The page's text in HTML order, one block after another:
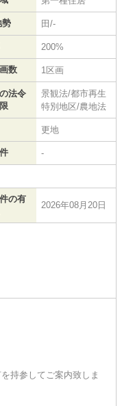
勢 田/-
200%
数 1区画
法令
景観法/都市再生
特別地区/農地法
更地
-
の有
2026年08月20日
持参してご案内致しま